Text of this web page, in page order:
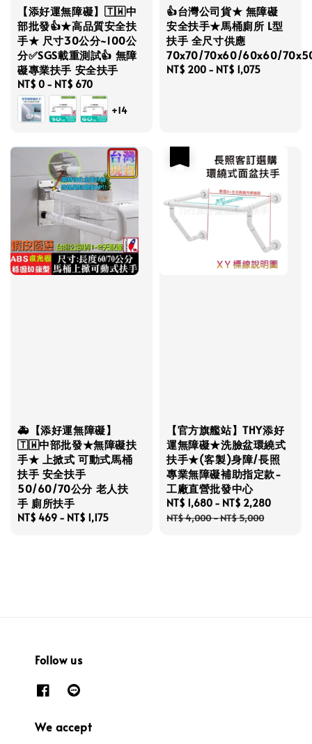
【添好運無障礙】🇹🇼中
部批發👍★高品質安全扶
手★ 尺寸30公分~100公
分✅SGS載重測試👍 無障
礙專業扶手 安全扶手
Regular
price
NT$ 0 - NT$ 670
+14
👍台灣公司貨★ 無障礙
安全扶手★馬桶廁所 L型
扶手 全尺寸供應
70x70/70x60/60x60/
Regular
NT$ 200 - NT$ 1,075
🚑【添好運無障礙】
🇹🇼中部批發★無障礙扶
手★ 上掀式 可動式馬桶
扶手 安全扶手
50/60/70公分 老人扶
手 廁所扶手
Regular
NT$ 469 - NT$ 1,175
【官方旗艦站】THY添好
運無障礙★洗臉盆環繞式
扶手★(客製)身障/長照
專業無障礙補助指定款-
工廠直營批發中心
Sale
price
NT$ 1,680 - NT$ 2,280
NT$ 4,000-NT$ 5,000
Follow us
We accept